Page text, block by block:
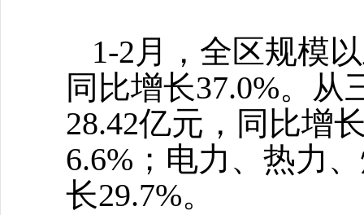
1-2月，全区规模
同比增长37.0%。
28.42亿元，同比增
6.6%；电力、热力
长29.7%。